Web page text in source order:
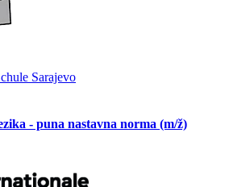
Sarajevo
- puna nastavna norma (m/ž)